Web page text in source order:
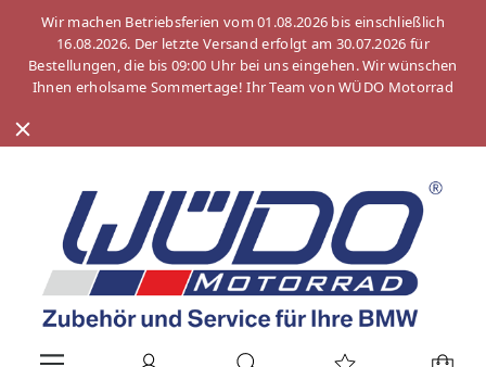
Wir machen Betriebsferien vom 01.08.2026 bis einschließlich
16.08.2026. Der letzte Versand erfolgt am 30.07.2026 für
Bestellungen, die bis 09:00 Uhr bei uns eingehen. Wir wünschen
Ihnen erholsame Sommertage! Ihr Team von WÜDO Motorrad